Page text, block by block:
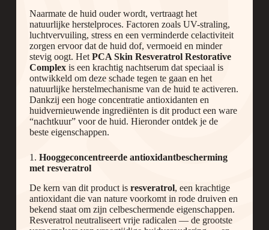
Naarmate de huid ouder wordt, vertraagt het
natuurlijke herstelproces. Factoren zoals UV-straling,
luchtvervuiling, stress en een verminderde celactiviteit
zorgen ervoor dat de huid dof, vermoeid en minder
stevig oogt. HetPCA Skin Resveratrol Restorative
Complex is een krachtig nachtserum dat speciaal is
ontwikkeld om deze schade tegen te gaan en het
natuurlijke herstelmechanisme van de huid te activeren.
Dankzij een hoge concentratie antioxidanten en
huidvernieuwende ingrediënten is dit product een ware
“nachtkuur” voor de huid. Hieronder ontdek je de
beste eigenschappen.
1.Hooggeconcentreerde antioxidantbescherming
met resveratrol
De kern van dit product isresveratrol, een krachtige
antioxidant die van nature voorkomt in rode druiven en
bekend staat om zijn celbeschermende eigenschappen.
Resveratrol neutraliseert vrije radicalen — de grootste